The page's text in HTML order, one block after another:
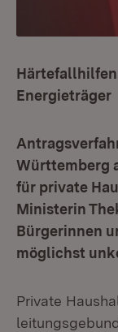
Energieträger
Württemberg
für private
Ministerin
Bürgerinnen
möglichst
Private